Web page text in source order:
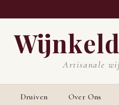
Artisanale
Druiven Over Ons